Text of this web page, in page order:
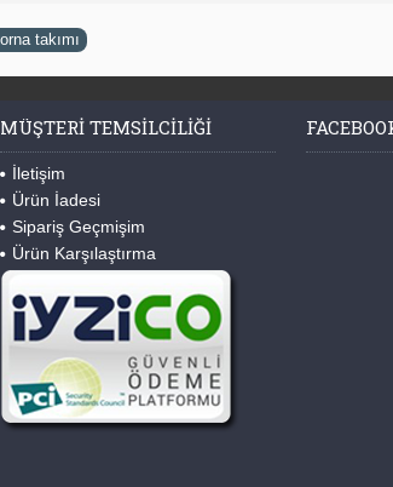
takımı
MÜŞTERI TEMSILCILIĞI
İletişim
Ürün İadesi
Sipariş Geçmişim
Ürün Karşılaştırma